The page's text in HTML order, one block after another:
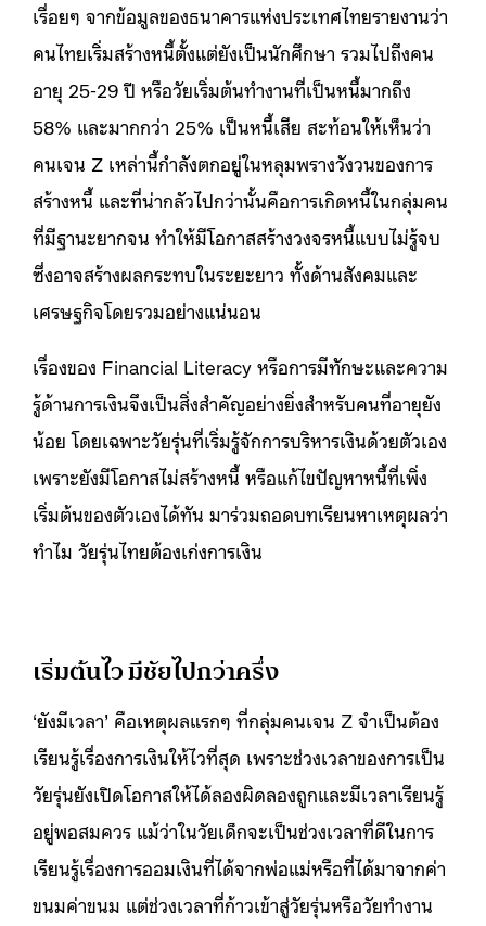
เรื่อยๆ จากข้อมูลของธนาคารแห่งประเทศไทยรายงานว่า
คนไทยเริ่มสร้างหนี้ตั้งแต่ยังเป็นนักศึกษา รวมไปถึงคน
อายุ 25-29 ปี หรือวัยเริ่มต้นทำงานที่เป็นหนี้มากถึง
58% และมากกว่า 25% เป็นหนี้เสีย สะท้อนให้เห็นว่า
คนเจน Z เหล่านี้กำลังตกอยู่ในหลุมพรางวังวนของการ
สร้างหนี้ และที่น่ากลัวไปกว่านั้นคือการเกิดหนี้ในกลุ่มคน
ที่มีฐานะยากจน ทำให้มีโอกาสสร้างวงจรหนี้แบบไม่รู้จบ
ซึ่งอาจสร้างผลกระทบในระยะยาว ทั้งด้านสังคมและ
เศรษฐกิจโดยรวมอย่างแน่นอน
เรื่องของ Financial Literacy หรือการมีทักษะและความ
รู้ด้านการเงินจึงเป็นสิ่งสำคัญอย่างยิ่งสำหรับคนที่อายุยัง
น้อย โดยเฉพาะวัยรุ่นที่เริ่มรู้จักการบริหารเงินด้วยตัวเอง
เพราะยังมีโอกาสไม่สร้างหนี้ หรือแก้ไขปัญหาหนี้ที่เพิ่ง
เริ่มต้นของตัวเองได้ทัน มาร่วมถอดบทเรียนหาเหตุผลว่า
ทำไม วัยรุ่นไทยต้องเก่งการเงิน
เริ่มต้นไว มีชัยไปกว่าครึ่ง
‘ยังมีเวลา’ คือเหตุผลแรกๆ ที่กลุ่มคนเจน Z จำเป็นต้อง
เรียนรู้เรื่องการเงินให้ไวที่สุด เพราะช่วงเวลาของการเป็น
วัยรุ่นยังเปิดโอกาสให้ได้ลองผิดลองถูกและมีเวลาเรียนรู้
อยู่พอสมควร แม้ว่าในวัยเด็กจะเป็นช่วงเวลาที่ดีในการ
เรียนรู้เรื่องการออมเงินที่ได้จากพ่อแม่หรือที่ได้มาจากค่า
ขนมค่าขนม แต่ช่วงเวลาที่ก้าวเข้าสู่วัยรุ่นหรือวัยทำงาน